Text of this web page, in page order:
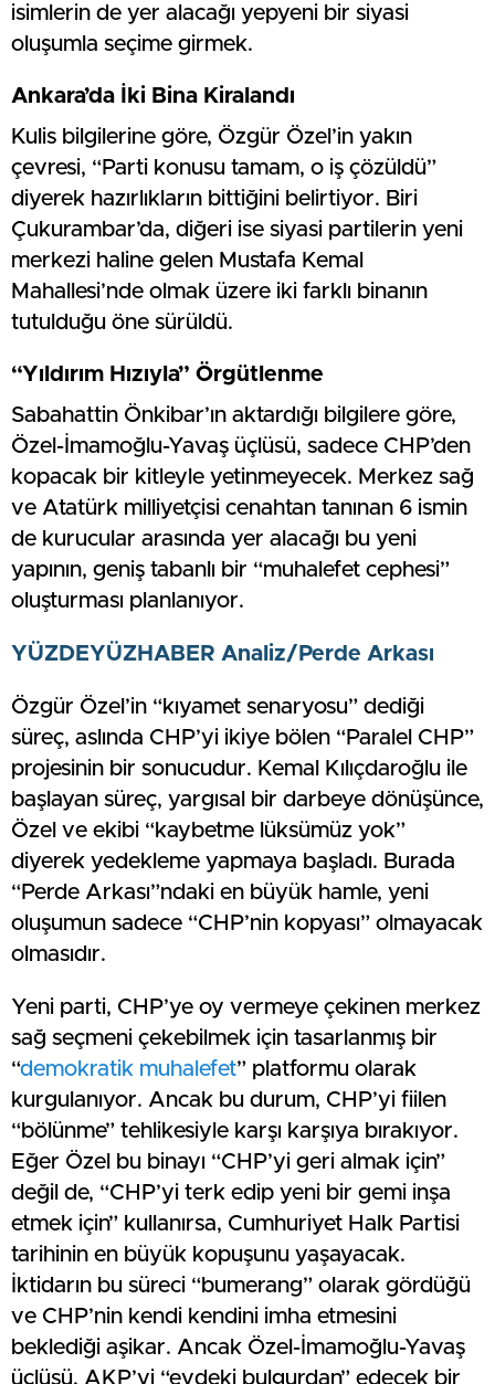
isimlerin de yer alacağı yepyeni bir siyasi
oluşumla seçime girmek.
Ankara’da İki Bina Kiralandı
Kulis bilgilerine göre, Özgür Özel’in yakın
çevresi, “Parti konusu tamam, o iş çözüldü”
diyerek hazırlıkların bittiğini belirtiyor. Biri
Çukurambar’da, diğeri ise siyasi partilerin yeni
merkezi haline gelen Mustafa Kemal
Mahallesi’nde olmak üzere iki farklı binanın
tutulduğu öne sürüldü.
“Yıldırım Hızıyla” Örgütlenme
Sabahattin Önkibar’ın aktardığı bilgilere göre,
Özel-İmamoğlu-Yavaş üçlüsü, sadece CHP’den
kopacak bir kitleyle yetinmeyecek. Merkez sağ
ve Atatürk milliyetçisi cenahtan tanınan 6 ismin
de kurucular arasında yer alacağı bu yeni
yapının, geniş tabanlı bir “muhalefet cephesi”
oluşturması planlanıyor.
YÜZDEYÜZHABER Analiz/Perde Arkası
Özgür Özel’in “kıyamet senaryosu” dediği
süreç, aslında CHP’yi ikiye bölen “Paralel CHP”
projesinin bir sonucudur. Kemal Kılıçdaroğlu ile
başlayan süreç, yargısal bir darbeye dönüşünce,
Özel ve ekibi “kaybetme lüksümüz yok”
diyerek yedekleme yapmaya başladı. Burada
“Perde Arkası”ndaki en büyük hamle, yeni
oluşumun sadece “CHP’nin kopyası” olmayacak
olmasıdır.
Yeni parti, CHP’ye oy vermeye çekinen merkez
sağ seçmeni çekebilmek için tasarlanmış bir
“demokratik muhalefet” platformu olarak
kurgulanıyor. Ancak bu durum, CHP’yi fiilen
“bölünme” tehlikesiyle karşı karşıya bırakıyor.
Eğer Özel bu binayı “CHP’yi geri almak için”
değil de, “CHP’yi terk edip yeni bir gemi inşa
etmek için” kullanırsa, Cumhuriyet Halk Partisi
tarihinin en büyük kopuşunu yaşayacak.
İktidarın bu süreci “bumerang” olarak gördüğü
ve CHP’nin kendi kendini imha etmesini
beklediği aşikar. Ancak Özel-İmamoğlu-Yavaş
üçlüsü, AKP’yi “evdeki bulgurdan” edecek bir